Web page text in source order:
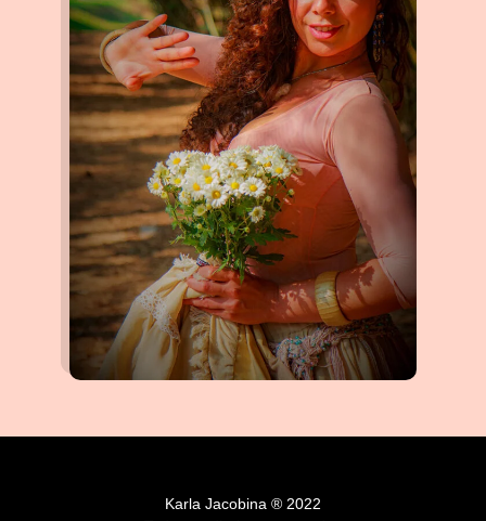
Karla Jacobina ® 2022